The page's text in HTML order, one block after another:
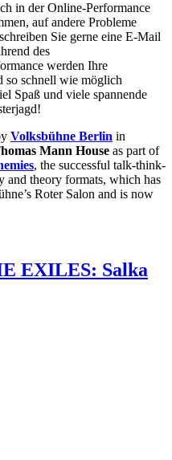
in der Online-Performance
auf andere Probleme
Sie gerne eine E-Mail
des
werden Ihre
so schnell wie möglich
Spaß und viele spannende
Volksbühne Berlin in
Mann House as part of
, the successful talk-think-
and theory formats, which has
Roter Salon and is now
EXILES: Salka